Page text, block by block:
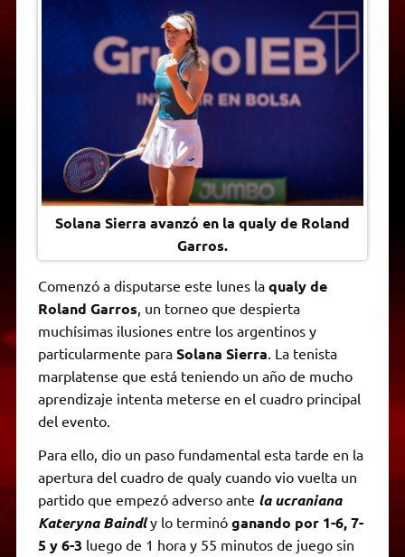
t
e
r
o
o
k
g
e
y
L
i
n
k
i
l
r
i
e
n
d
Solana Sierra avanzó en la qualy de Roland
Garros.
Comenzó a disputarse este lunes la qualy de
Roland Garros, un torneo que despierta
muchísimas ilusiones entre los argentinos y
particularmente para Solana Sierra. La tenista
marplatense que está teniendo un año de mucho
aprendizaje intenta meterse en el cuadro principal
del evento.
Para ello, dio un paso fundamental esta tarde en la
apertura del cuadro de qualy cuando vio vuelta un
partido que empezó adverso ante la ucraniana
Kateryna Baindly lo terminó ganando por 1-6, 7-
5 y 6-3 luego de 1 hora y 55 minutos de juego sin